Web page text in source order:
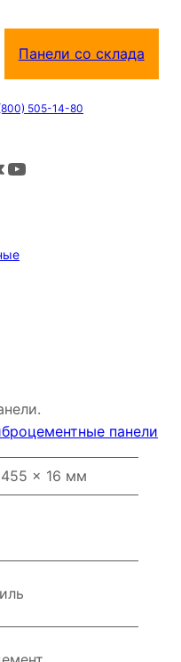
Панели со склада
505-14-80
YouTube
панели
× 16 мм